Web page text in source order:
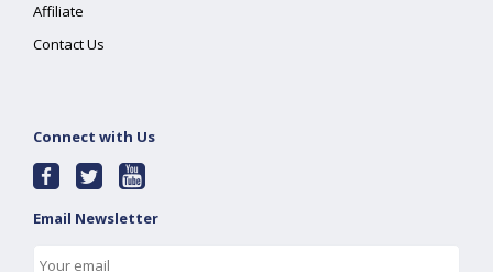
Affiliate
Contact Us
Connect with Us
Email Newsletter